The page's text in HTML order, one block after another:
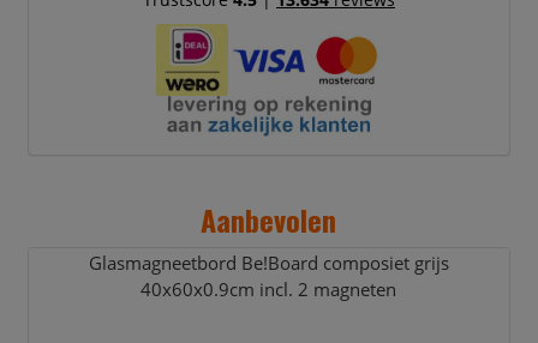
Aanbevolen
Glasmagneetbord Be!Board composiet grijs
40x60x0.9cm incl. 2 magneten